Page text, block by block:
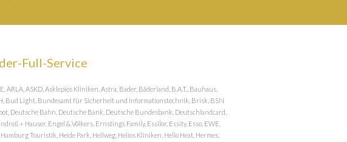
Full-Service
ARLA, ASKD, Asklepios Kliniken, Astra, Bader, Bäderland, B.A.T., Bauhaus,
Bud Light, Bundesamt für Sicherheit und Informationstechnik, Brisk, BSN
Deutsche Bahn, Deutsche Bank, Deutsche Bundesbank, Deutschlandcard,
+ Hauser, Engel & Völkers, Ernstings Family, Essilor, Essity, Esso, EWE,
Touristik, Heide Park, Hellweg, Helios Kliniken, Hello Heat, Hermes,